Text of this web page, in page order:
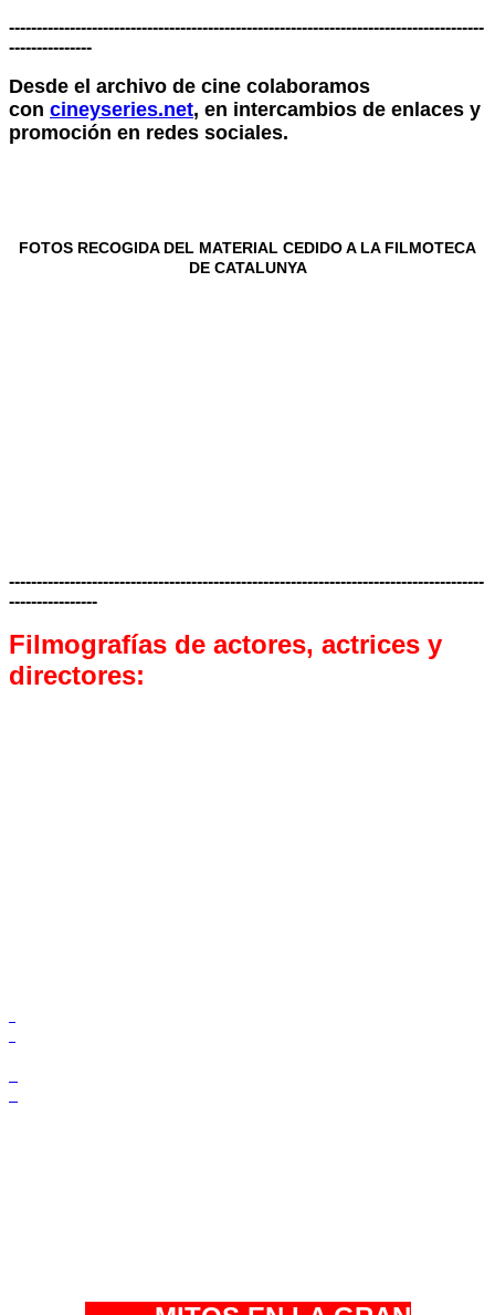
--------------------------------------------------------------------------------------
---------------
Desde el archivo de cine colaboramos
con cineyseries.net, en intercambios de enlaces y
promoción en redes sociales.
FOTOS RECOGIDA DEL MATERIAL CEDIDO A LA FILMOTECA
DE CATALUNYA
--------------------------------------------------------------------------------------
----------------
Filmografías de actores, actrices y
directores: